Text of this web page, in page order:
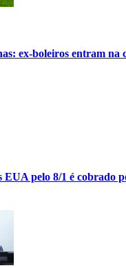
ex-boleiros entram na
EUA pelo 8/1 é cobrado